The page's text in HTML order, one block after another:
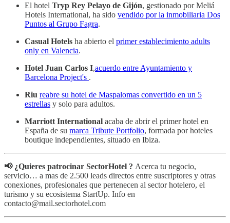
El hotel Tryp Rey Pelayo de Gijón, gestionado por Meliá
Hotels International, ha sido vendido por la inmobiliaria Dos
Puntos al Grupo Fagra.
Casual Hotels ha abierto el primer establecimiento adults
only en Valencia.
Hotel Juan Carlos I,acuerdo entre Ayuntamiento y
Barcelona Project's .
Riu reabre su hotel de Maspalomas convertido en un 5
estrellas y solo para adultos.
Marriott International acaba de abrir el primer hotel en
España de su marca Tribute Portfolio, formada por hoteles
boutique independientes, situado en Ibiza.
📢 ¿Quieres patrocinar SectorHotel ? Acerca tu negocio,
servicio… a mas de 2.500 leads directos entre suscriptores y otras
conexiones, profesionales que pertenecen al sector hotelero, el
turismo y su ecosistema StartUp. Info en
contacto@mail.sectorhotel.com